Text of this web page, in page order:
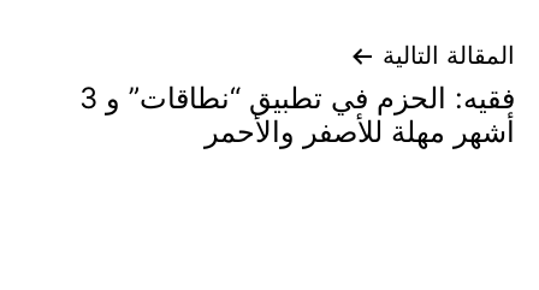
المقالة التالية
فقيه: الحزم في تطبيق “نطاقات” و 3
أشهر مهلة للأصفر والأحمر